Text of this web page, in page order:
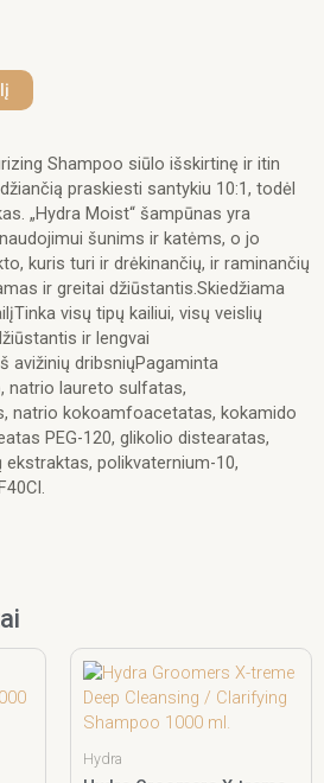
Shampoo siūlo išskirtinę ir itin
praskiesti santykiu 10:1, todėl
„Hydra Moist“ šampūnas yra
šunims ir katėms, o jo
kuris turi ir drėkinančių, ir raminančių
ir greitai džiūstantis.Skiedžiama
visų tipų kailiui, visų veislių
ir lengvai
avižinių dribsniųPagaminta
natrio laureto sulfatas,
natrio kokoamfoacetatas, kokamido
PEG-120, glikolio distearatas,
polikvaternium-10,
Hydra